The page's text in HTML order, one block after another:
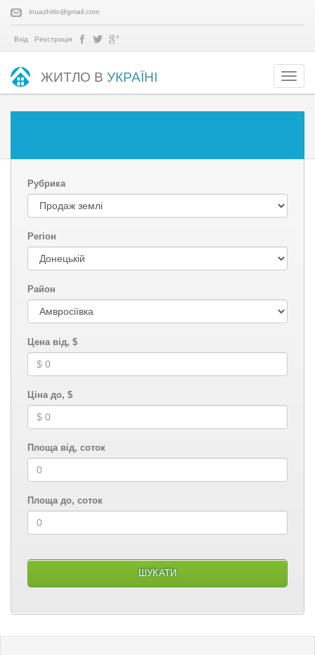
inuazhitlo@gmail.com
Вхід Реєстрація
ЖИТЛО В УКРАЇНІ
Рубрика
Регіон
Район
Цена від, $
Ціна до, $
Площа від, соток
Площа до, соток